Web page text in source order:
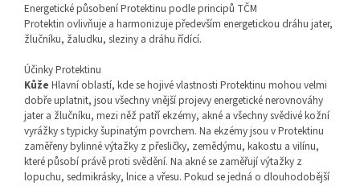
Energetické působení Protektinu podle principů TČM
Protektin ovlivňuje a harmonizuje především energetickou dráhu jater,
žlučníku, žaludku, sleziny a dráhu řídící.
Účinky Protektinu
Kůže Hlavní oblastí, kde se hojivé vlastnosti Protektinu mohou velmi
dobře uplatnit, jsou všechny vnější projevy energetické nerovnováhy
jater a žlučníku, mezi něž patří ekzémy, akné a všechny svědivé kožní
vyrážky s typicky šupinatým povrchem. Na ekzémy jsou v Protektinu
zaměřeny bylinné výtažky z přesličky, zemědýmu, kakostu a vilínu,
které působí právě proti svědění. Na akné se zaměřují výtažky z
lopuchu, sedmikrásky, lnice a vřesu. Pokud se jedná o dlouhodobější